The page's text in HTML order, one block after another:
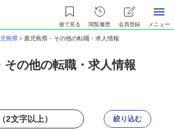
後で見る 閲覧履歴 会員登録 メニュー
島県＞ 鹿児島県・その他の転職・求人情報
その他の転職・求人情報
絞り込む